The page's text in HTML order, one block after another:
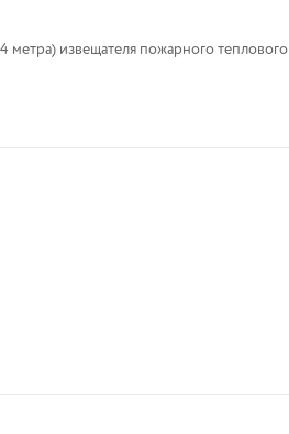
метра) извещателя пожарного теплового